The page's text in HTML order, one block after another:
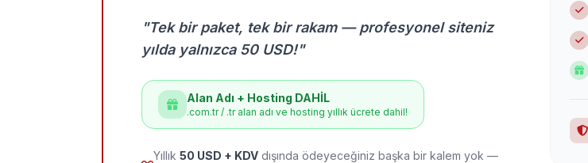
"Tek bir paket, tek bir rakam — profesyonel siteniz
yılda yalnızca 50 USD!"
Alan Adı + Hosting DAHİL
.com.tr / .tr alan adı ve hosting yıllık ücrete dahil!
Yıllık 50 USD + KDV dışında ödeyeceğiniz başka bir kalem yok —